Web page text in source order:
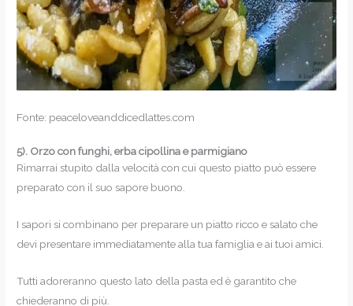
Fonte: peaceloveanddicedlattes.com
5). Orzo con funghi, erba cipollina e parmigiano
Rimarrai stupito dalla velocità con cui questo piatto può essere
preparato con il suo sapore buono.
I sapori si combinano per preparare un piatto ricco e salato che
devi presentare immediatamente alla tua famiglia e ai tuoi amici.
Tutti adoreranno questo lato della pasta ed è garantito che
chiederanno di più.